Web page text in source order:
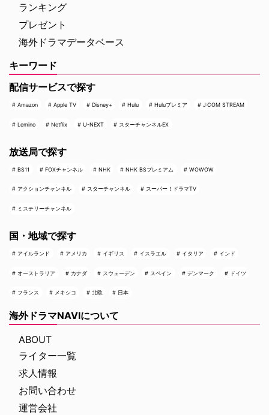
ランキング
プレゼント
海外ドラマデータベース
キーワード
配信サービスで探す
Amazon Apple TV Disney+ Hulu Huluプレミア J:COM STREAM
Lemino Netflix U-NEXT スターチャンネルEX
放送局で探す
BS11 FOXチャンネル NHK NHK BSプレミアム WOWOW
アクションチャンネル スターチャンネル スーパー！ドラマTV
ミステリーチャンネル
国・地域で探す
アイルランド アメリカ イギリス イスラエル イタリア インド
オーストラリア カナダ スウェーデン スペイン デンマーク ドイツ
フランス メキシコ 北欧 日本
海外ドラマNAVIについて
ABOUT
ライター一覧
求人情報
お問い合わせ
運営会社